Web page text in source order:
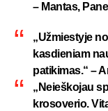
– Mantas,
„Užmiestyje
kasdieniam
patikimas.“ –
„Neieškojau
krosoverio.